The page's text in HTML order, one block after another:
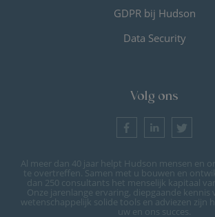
GDPR bij Hudson
Data Security
Volg ons
Al meer dan 40 jaar helpt Hudson mensen en
te overtreffen. Samen met u bouwen en
dan 250 consultants het menselijk kapitaal
Onze jarenlange ervaring, diepgaande kennis
wetenschappelijk solide tools en adviezen zijn
uw en ons succes.